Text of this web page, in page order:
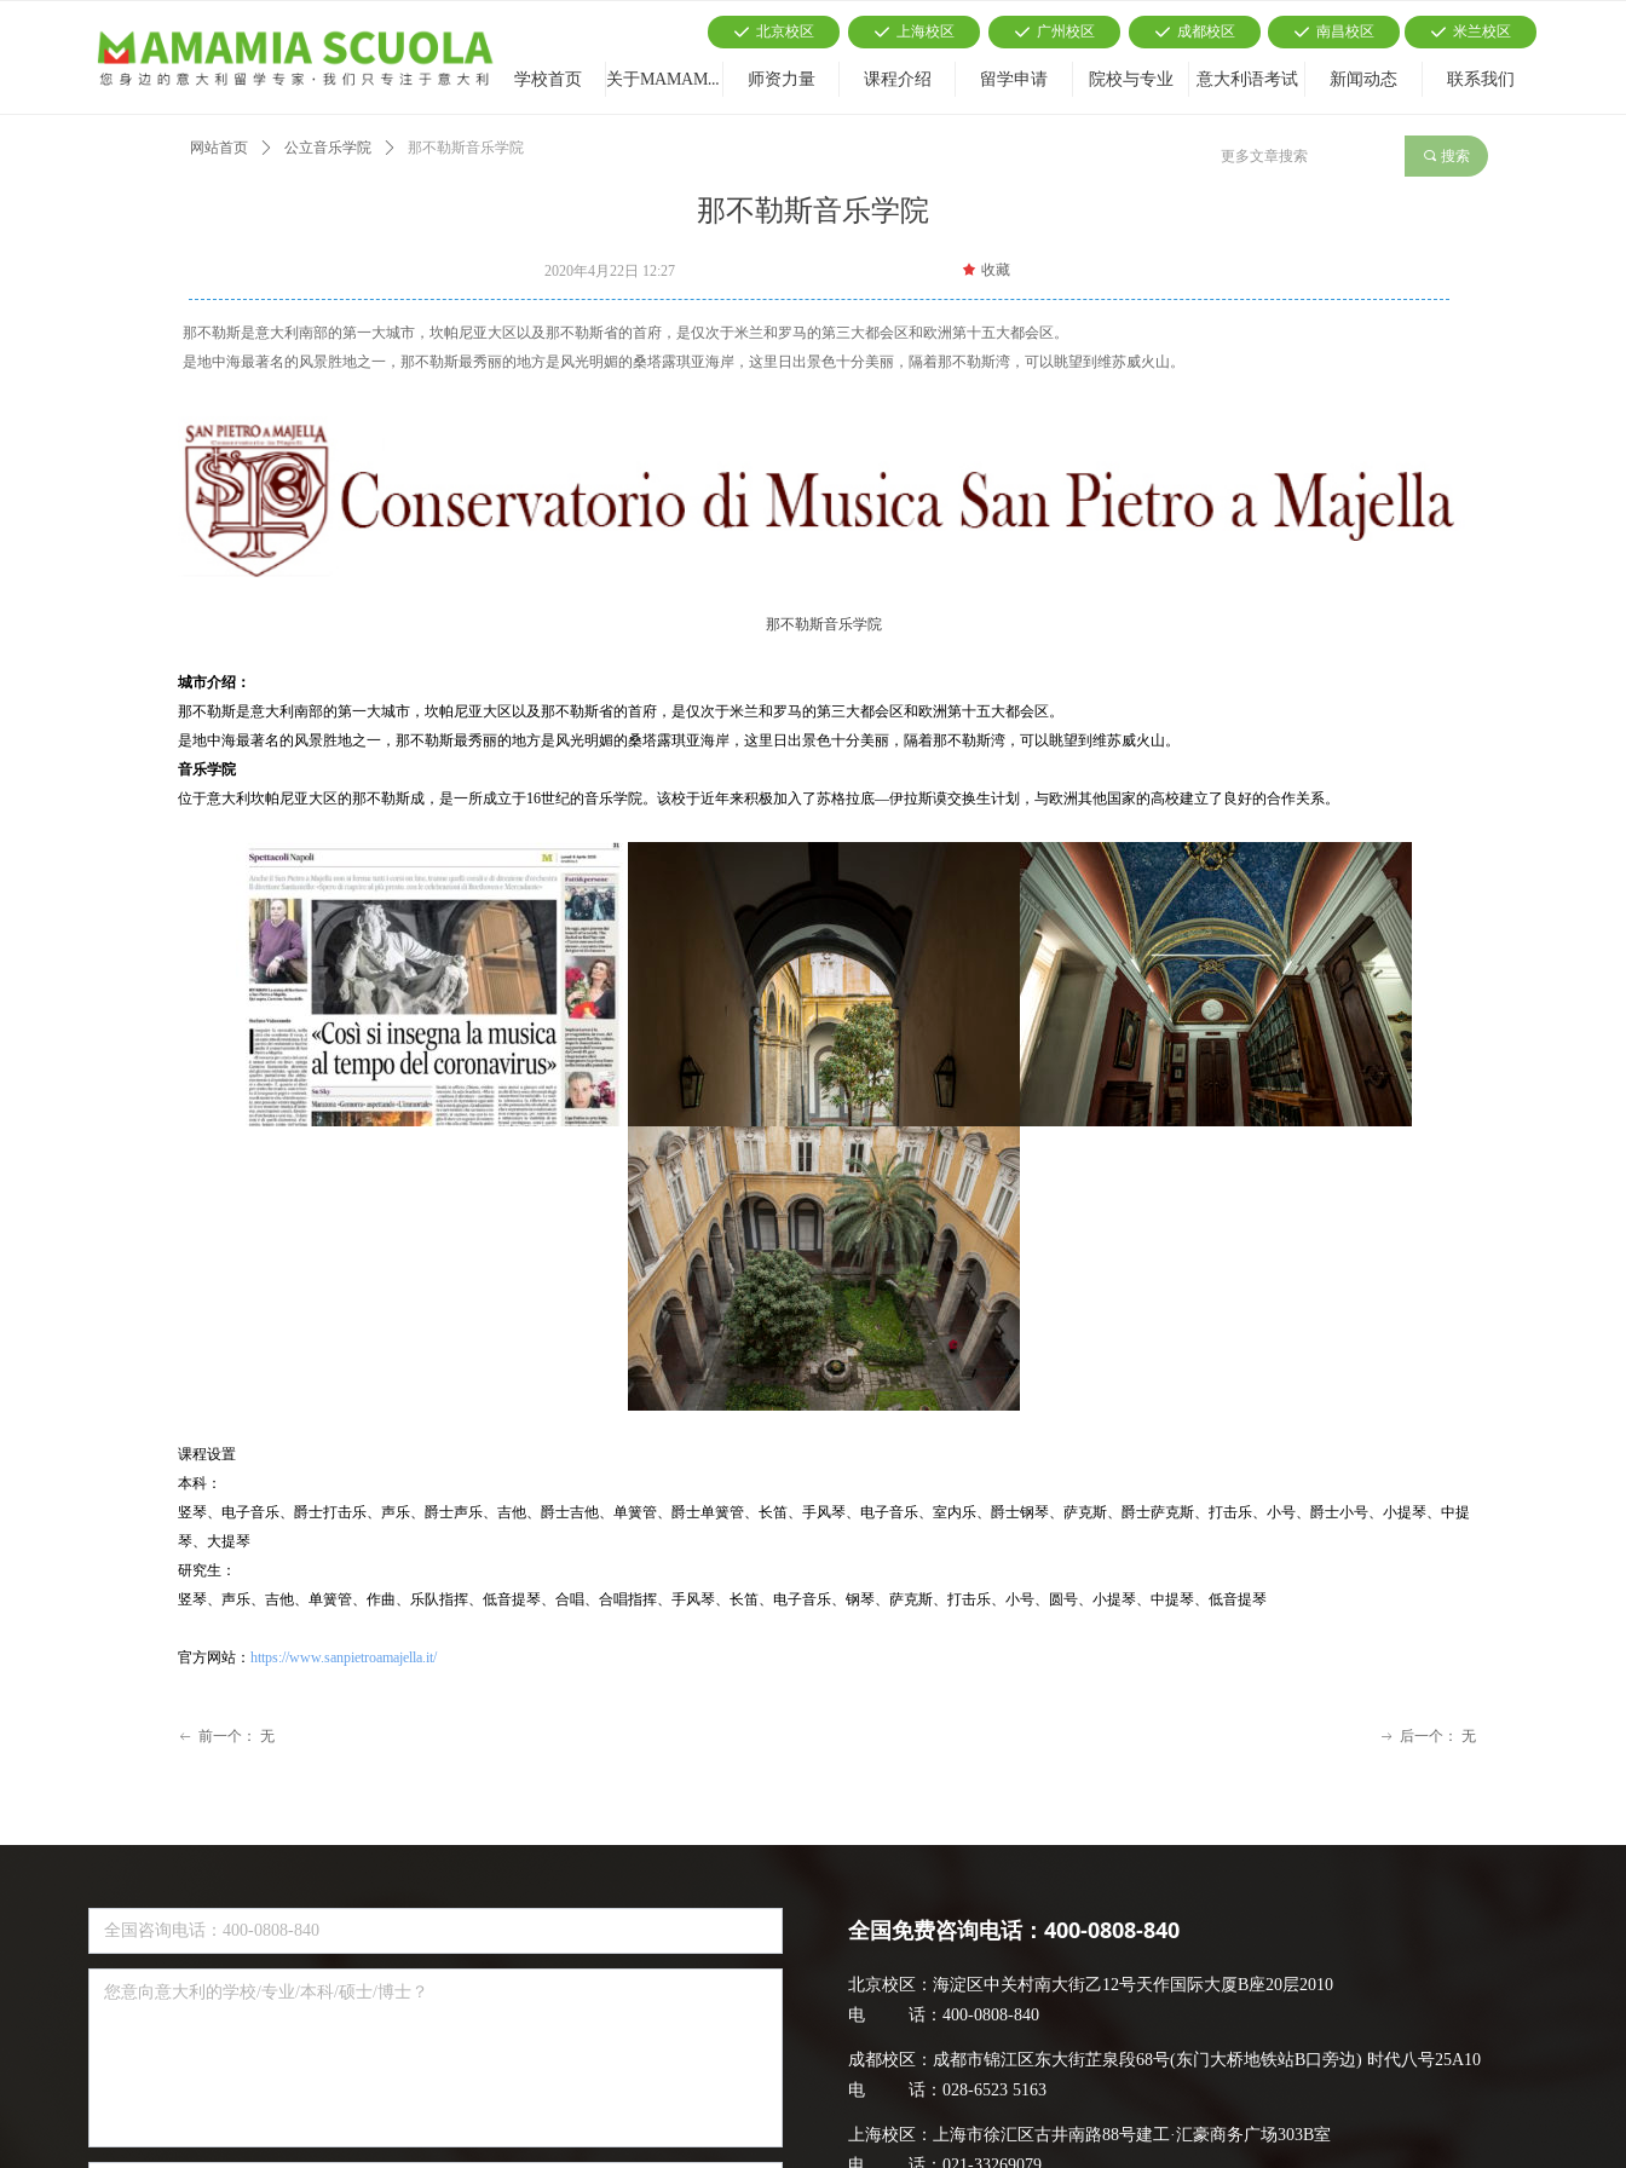
学校首页 关于MAMAMIA 师资力量 课程介绍 留学申请 院校与专业 意大利语考试 新闻动态 联系我们
끳 广州校区
끳 北京校区 끳 上海校区 끳 成都校区 끳 南昌校区 끳 米兰校区
那不勒斯音乐学院
网站首页 ꄲ 公立音乐学院 ꄲ 那不勒斯音乐学院
那不勒斯音乐学院
城市介绍：
那不勒斯是意大利南部的第一大城市，坎帕尼亚大区以及那不勒斯省的首府，是仅次于米兰和罗马的第三大都会区和欧洲第十五大都会区。
是地中海最著名的风景胜地之一，那不勒斯最秀丽的地方是风光明媚的桑塔露琪亚海岸，这里日出景色十分美丽，隔着那不勒斯湾，可以眺望到维苏威火山。
音乐学院
位于意大利坎帕尼亚大区的那不勒斯成，是一所成立于16世纪的音乐学院。该校于近年来积极加入了苏格拉底—伊拉斯谟交换生计划，与欧洲其他国家的高校建立了良好的合作关系。
课程设置
本科：
竖琴、电子音乐、爵士打击乐、声乐、爵士声乐、吉他、爵士吉他、单簧管、爵士单簧管、长笛、手风琴、电子音乐、室内乐、爵士钢琴、萨克斯、爵士萨克斯、打击乐、小号、爵士小号、小提琴、中提
琴、大提琴
研究生：
竖琴、声乐、吉他、单簧管、作曲、乐队指挥、低音提琴、合唱、合唱指挥、手风琴、长笛、电子音乐、钢琴、萨克斯、打击乐、小号、圆号、小提琴、中提琴、低音提琴
官方网站： https://www.sanpietroamajella.it/
2020年4月22日 12:27
ꂃ 前一个： 无 ꁹ 后一个： 无
끄 收藏
那不勒斯是意大利南部的第一大城市，坎帕尼亚大区以及那不勒斯省的首府，是仅次于米兰和罗马的第三大都会区和欧洲第十五大都会区。
是地中海最著名的风景胜地之一，那不勒斯最秀丽的地方是风光明媚的桑塔露琪亚海岸，这里日出景色十分美丽，隔着那不勒斯湾，可以眺望到维苏威火山。
끠 搜索
全国免费咨询电话：400-0808-840
北京校区：海淀区中关村南大街乙12号天作国际大厦B座20层2010
电 话：400-0808-840
成都校区：成都市锦江区东大街芷泉段68号(东门大桥地铁站B口旁边) 时代八号25A10
电 话：028-6523 5163
上海校区：上海市徐汇区古井南路88号建工·汇豪商务广场303B室